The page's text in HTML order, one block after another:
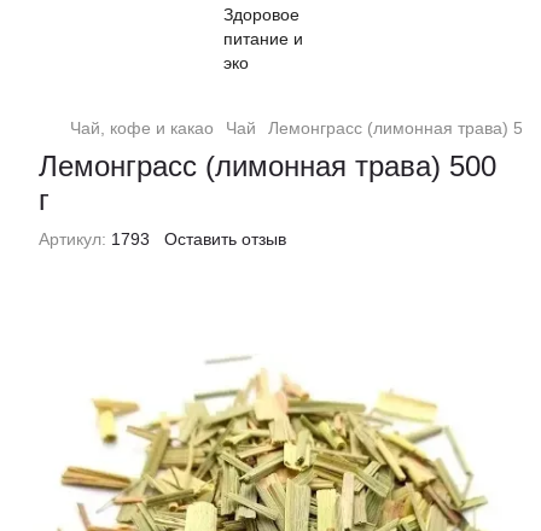
Чай, кофе и какао Чай Лемонграсс (лимонная трава)
Лемонграсс (лимонная трава) 500
г
Артикул: 1793 Оставить отзыв